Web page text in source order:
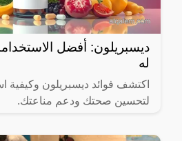
ديسبريلون: أفضل
له
اكتشف فوائد ديسبريلون
لتحسين صحتك ودعم مناعتك.